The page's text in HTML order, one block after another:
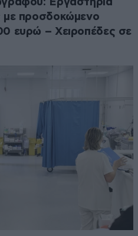
Εργαστήρια
με προσδοκώμενο
ευρώ – Χειροπέδες σε